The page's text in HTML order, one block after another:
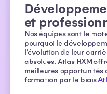
et
Nos équipes sont le
pourquoi le
l'évolution de leur
absolues. Atlas HXM
meilleures opportunités
formation par le biais